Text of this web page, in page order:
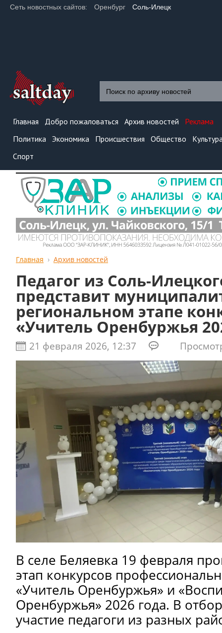
Сеть новостных сайтов: Оренбург Соль-Илецк
Главная Добро пожаловаться Архив новостей
Реклама
Политика Экономика Происшествия Общество
Спорт
Главная Архив новостей
Педагог из Соль-
представит
региональном этапе
«Учитель Оренбуржья
21 февраля 2026, 12:37
В селе Беляевка 19 февраля
этап конкурсов
«Учитель Оренбуржья» и
Оренбуржья» 2026 года. В
участие педагоги из разных